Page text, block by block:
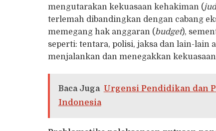
mengutarakan kekuasaan kehakiman (
terlemah dibandingkan dengan cabang
memegang hak anggaran (budget),
seperti: tentara, polisi, jaksa dan lain-lain
menjalankan dan menegakkan
Baca Juga Urgensi Pendidikan dan
Indonesia